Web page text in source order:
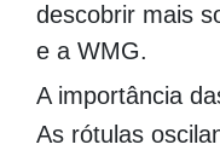
descobrir mais
e a WMG.
A importância
As rótulas